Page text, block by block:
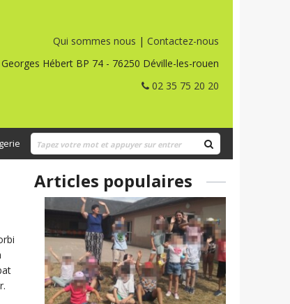
Qui sommes nous | Contactez-nous
Hébert BP 74 - 76250 Déville-les-rouen
02 35 75 20 20
Articles populaires